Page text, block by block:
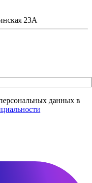
23А
данных в